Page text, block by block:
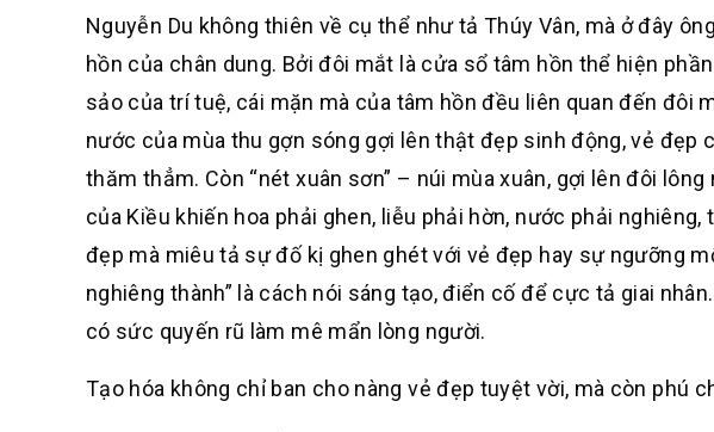
Nguyễn Du không thiên về cụ thể như tả Thúy Vân, mà ở đây
hồn của chân dung. Bởi đôi mắt là cửa sổ tâm hồn thể hiện
sảo của trí tuệ, cái mặn mà của tâm hồn đều liên quan đến đôi
nước của mùa thu gợn sóng gợi lên thật đẹp sinh động, vẻ đẹp
thăm thẳm. Còn “nét xuân sơn” – núi mùa xuân, gợi lên đôi
của Kiều khiến hoa phải ghen, liễu phải hờn, nước phải
đẹp mà miêu tả sự đố kị ghen ghét với vẻ đẹp hay sự ngưỡng
nghiêng thành” là cách nói sáng tạo, điển cố để cực tả giai
có sức quyến rũ làm mê mẩn lòng người.
Tạo hóa không chỉ ban cho nàng vẻ đẹp tuyệt vời, mà còn phú